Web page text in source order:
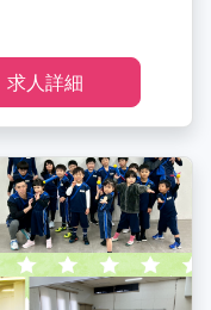
求人詳細